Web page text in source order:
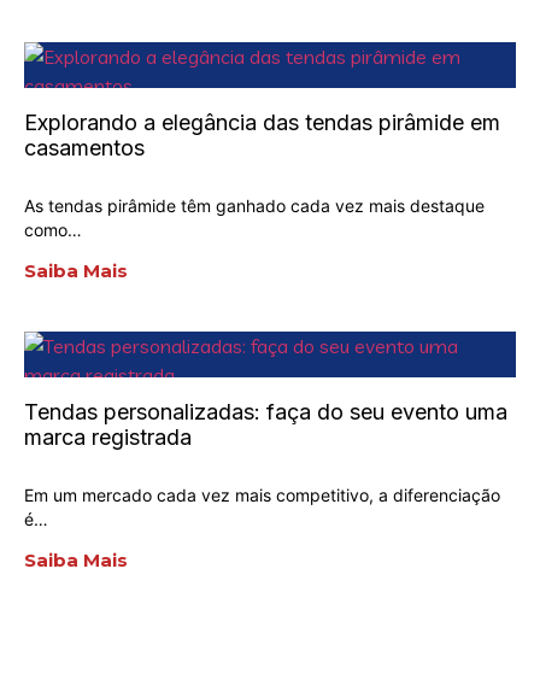
Explorando a elegância das tendas pirâmide em
casamentos
As tendas pirâmide têm ganhado cada vez mais destaque
como…
Saiba Mais
Tendas personalizadas: faça do seu evento uma
marca registrada
Em um mercado cada vez mais competitivo, a diferenciação
é…
Saiba Mais